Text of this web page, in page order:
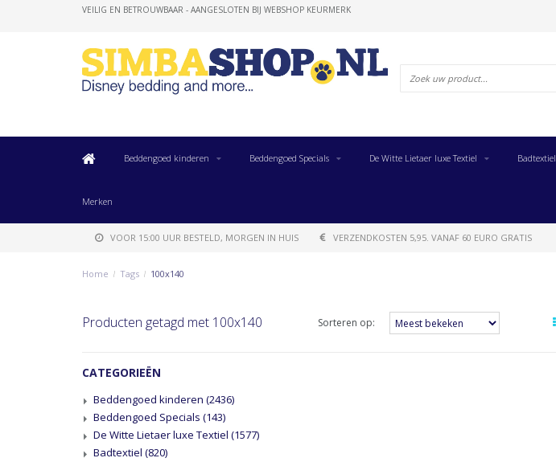
VEILIG EN BETROUWBAAR - AANGESLOTEN BIJ WEBSHOP KEURMERK
Beddengoed kinderen Beddengoed Specials De Witte Lietaer luxe Textiel Badtextiel
Merken
VOOR 15:00 UUR BESTELD, MORGEN IN HUIS VERZENDKOSTEN 5,95. VANAF 60 EURO GRATIS
Home / Tags / 100x140
Producten getagd met 100x140 Sorteren op:
CATEGORIEËN
Beddengoed kinderen (2436)
Beddengoed Specials (143)
De Witte Lietaer luxe Textiel (1577)
Badtextiel (820)